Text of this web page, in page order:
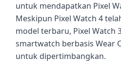
untuk mendapatkan Pixel
Meskipun Pixel Watch 4
model terbaru, Pixel Watch
smartwatch berbasis Wear
untuk dipertimbangkan.